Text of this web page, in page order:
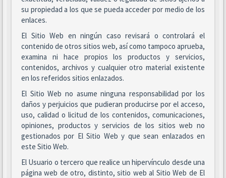
su propiedad a los que se pueda acceder por medio de los
enlaces.
El Sitio Web en ningún caso revisará o controlará el
contenido de otros sitios web, así como tampoco aprueba,
examina ni hace propios los productos y servicios,
contenidos, archivos y cualquier otro material existente
en los referidos sitios enlazados.
El Sitio Web no asume ninguna responsabilidad por los
daños y perjuicios que pudieran producirse por el acceso,
uso, calidad o licitud de los contenidos, comunicaciones,
opiniones, productos y servicios de los sitios web no
gestionados por El Sitio Web y que sean enlazados en
este Sitio Web.
El Usuario o tercero que realice un hipervínculo desde una
página web de otro, distinto, sitio web al Sitio Web de El